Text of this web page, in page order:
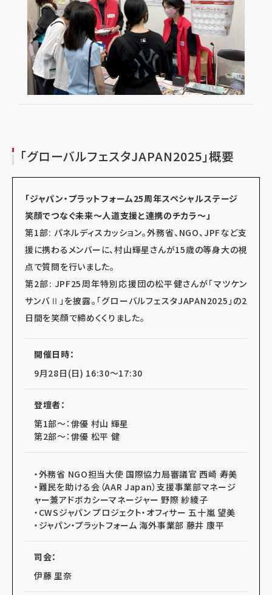
「グローバルフェスタJAPAN2025」概要
「ジャパン・プラットフォーム25周年スペシャルステージ
笑顔でつなぐ未来～人道支援と連携のチカラ～」
第1部: パネルディスカッション。外務省、NGO、JPFなど支
援に携わるメンバーに、村山輝星さんが15歳の等身大の視
点で質問を行いました。
第2部: JPF25周年特別応援団の松平健さんが「マツケン
サンバⅡ」を披露。「グローバルフェスタJAPAN2025」の2
日間を笑顔で締めくくりました。
開催日時：
9月28日(日) 16:30～17:30
登壇者：
第1部～：俳優 村山 輝星
第2部～：俳優 松平 健
・外務省 NGO担当大使 国際協力局審議官 西崎 寿美
・難民を助ける会（AAR Japan）支援事業部マネージ
ャー兼アドボカシーマネージャー 野際 紗綾子
・CWSジャパン プロジェクト・オフィサー 五十嵐 望美
・ジャパン・プラットフォーム 海外事業部 藤井 康平
司会：
伊藤 里奈